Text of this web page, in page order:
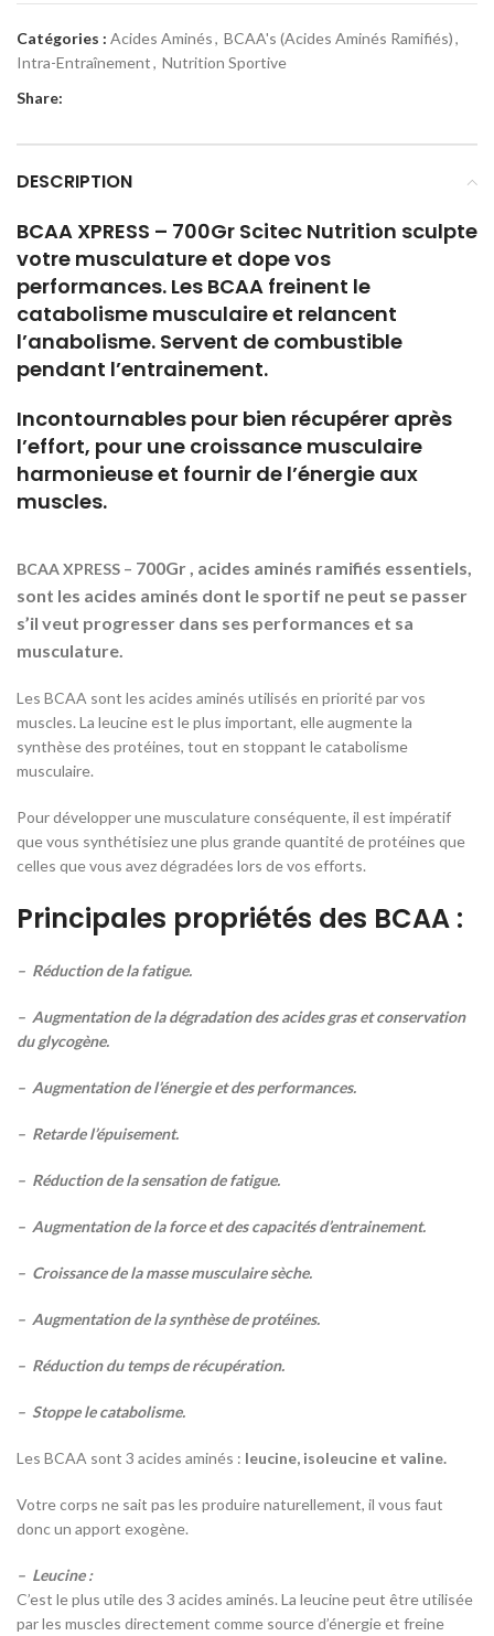
Catégories : Acides Aminés, BCAA's (Acides Aminés Ramifiés),
Intra-Entraînement, Nutrition Sportive
Share:
DESCRIPTION
BCAA XPRESS – 700Gr Scitec Nutrition sculpte
votre musculature et dope vos
performances. Les BCAA freinent le
catabolisme musculaire et relancent
l’anabolisme. Servent de combustible
pendant l’entrainement.
Incontournables pour bien récupérer après
l’effort, pour une croissance musculaire
harmonieuse et fournir de l’énergie aux
muscles.
BCAA XPRESS – 700Gr , acides aminés ramifiés essentiels,
sont les acides aminés dont le sportif ne peut se passer
s’il veut progresser dans ses performances et sa
musculature.
Les BCAA sont les acides aminés utilisés en priorité par vos
muscles. La leucine est le plus important, elle augmente la
synthèse des protéines, tout en stoppant le catabolisme
musculaire.
Pour développer une musculature conséquente, il est impératif
que vous synthétisiez une plus grande quantité de protéines que
celles que vous avez dégradées lors de vos efforts.
Principales propriétés des BCAA :
– Réduction de la fatigue.
– Augmentation de la dégradation des acides gras et conservation
du glycogène.
– Augmentation de l’énergie et des performances.
– Retarde l’épuisement.
– Réduction de la sensation de fatigue.
– Augmentation de la force et des capacités d’entrainement.
– Croissance de la masse musculaire sèche.
– Augmentation de la synthèse de protéines.
– Réduction du temps de récupération.
– Stoppe le catabolisme.
Les BCAA sont 3 acides aminés : leucine, isoleucine et valine.
Votre corps ne sait pas les produire naturellement, il vous faut
donc un apport exogène.
– Leucine :
C’est le plus utile des 3 acides aminés. La leucine peut être utilisée
par les muscles directement comme source d’énergie et freine